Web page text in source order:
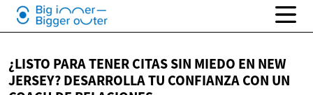
¿LISTO PARA TENER CITAS SIN MIEDO EN NEW
JERSEY? DESARROLLA TU CONFIANZA CON UN